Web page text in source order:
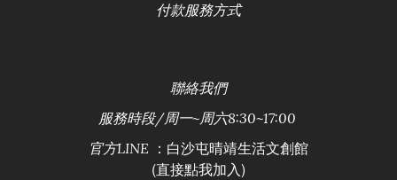
付款服務方式
聯絡我們
服務時段/周一~周六8:30~17:00
官方LINE ：白沙屯晴靖生活文創館
(直接點我加入)